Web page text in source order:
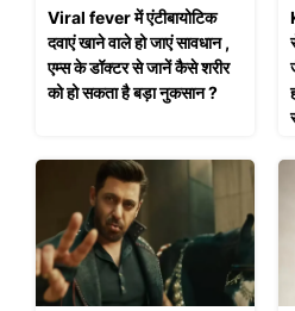
Viral fever में एंटीबायोटिक
दवाएं खाने वाले हो जाएं सावधान ,
एम्स के डॉक्टर से जानें कैसे शरीर
को हो सकता है बड़ा नुकसान ?